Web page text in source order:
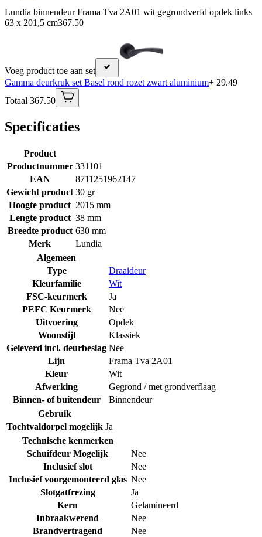
Lundia binnendeur Frama Tva 2A01 wit gegrondverfd opdek links
63 x 201,5 cm367.50
Voeg product toe aan set
Gamma deurkruk set Basel rond rozet zwart aluminium+ 29.49
Totaal 367.50
Specificaties
Product
Productnummer 331101
EAN
8711251962147
Gewicht product 30 gr
Hoogte product 2015 mm
Lengte product 38 mm
Breedte product 630 mm
Merk
Lundia
Algemeen
Type
Draaideur
Kleurfamilie
Wit
FSC-keurmerk
Ja
PEFC Keurmerk
Nee
Uitvoering
Opdek
Woonstijl
Klassiek
Geleverd incl. deurbeslag Nee
Lijn
Frama Tva 2A01
Kleur
Wit
Afwerking
Gegrond / met grondverflaag
Binnen- of buitendeur
Binnendeur
Gebruik
Tochtvaldorpel mogelijk Ja
Technische kenmerken
Schuifdeur Mogelijk
Nee
Inclusief slot
Nee
Inclusief voorgemonteerd glas Nee
Slotgatfrezing
Ja
Kern
Gelamineerd
Inbraakwerend
Nee
Brandvertragend
Nee